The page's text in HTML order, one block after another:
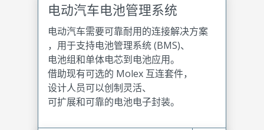
电动汽车电池管理系统
电动汽车需要可靠耐用的连接解决方案
，用于支持电池管理系统 (BMS)、
电池组和单体电芯到电池应用。
借助现有可选的 Molex 互连套件，
设计人员可以创制灵活、
可扩展和可靠的电池电子封装。